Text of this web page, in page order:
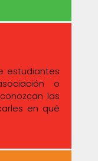
estudiantes
o
las
en qué